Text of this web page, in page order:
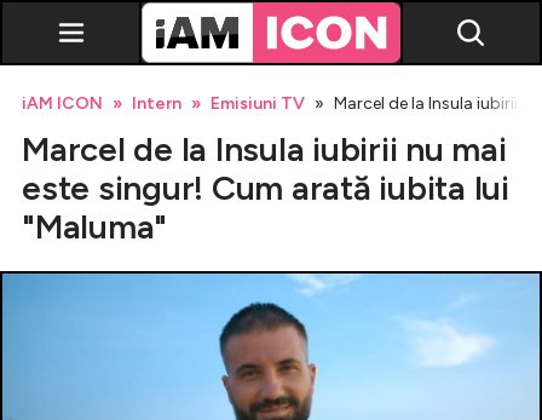
Breaking news
Evenimente
Emisiuni TV
iAM ICON Intern Emisiuni TV Marcel de la Insula iubirii
Marcel de la Insula iubirii nu mai
este singur! Cum arată iubita lui
"Maluma"